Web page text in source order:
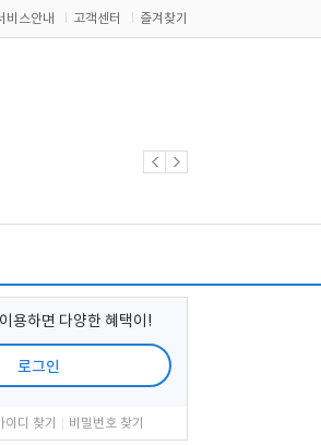
비스안내 고객센터 즐겨찾기
용하면 다양한 혜택이!
로그인
이디 찾기 비밀번호 찾기